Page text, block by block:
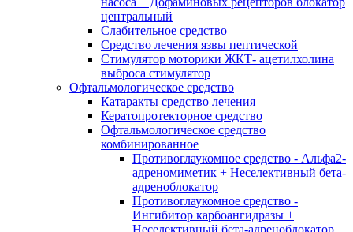
центральный
Слабительное средство
Средство лечения язвы пептической
Стимулятор моторики ЖКТ- ацетилхолина
выброса стимулятор
Офтальмологическое средство
Катаракты средство лечения
Кератопротекторное средство
Офтальмологическое средство
комбинированное
Противоглаукомное средство - Альфа2-
адреномиметик + Неселективный бета-
адреноблокатор
Противоглаукомное средство -
Ингибитор карбоангидразы +
Неселективный бета-адреноблокатор